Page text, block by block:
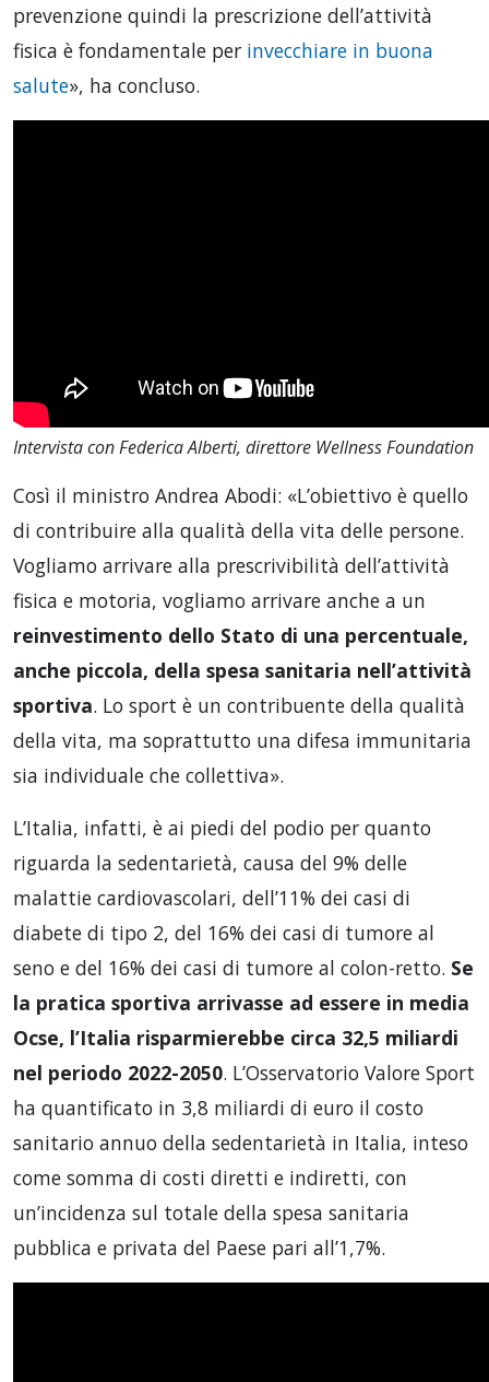
prevenzione quindi la prescrizione dell’attività
fisica è fondamentale per invecchiare in buona
salute», ha concluso.
Intervista con Federica Alberti, direttore Wellness Foundation
Così il ministro Andrea Abodi: «L’obiettivo è quello
di contribuire alla qualità della vita delle persone.
Vogliamo arrivare alla prescrivibilità dell’attività
fisica e motoria, vogliamo arrivare anche a un
reinvestimento dello Stato di una percentuale,
anche piccola, della spesa sanitaria nell’attività
sportiva. Lo sport è un contribuente della qualità
della vita, ma soprattutto una difesa immunitaria
sia individuale che collettiva».
L’Italia, infatti, è ai piedi del podio per quanto
riguarda la sedentarietà, causa del 9% delle
malattie cardiovascolari, dell’11% dei casi di
diabete di tipo 2, del 16% dei casi di tumore al
seno e del 16% dei casi di tumore al colon-retto. Se
la pratica sportiva arrivasse ad essere in media
Ocse, l’Italia risparmierebbe circa 32,5 miliardi
nel periodo 2022-2050. L’Osservatorio Valore Sport
ha quantificato in 3,8 miliardi di euro il costo
sanitario annuo della sedentarietà in Italia, inteso
come somma di costi diretti e indiretti, con
un’incidenza sul totale della spesa sanitaria
pubblica e privata del Paese pari all’1,7%.